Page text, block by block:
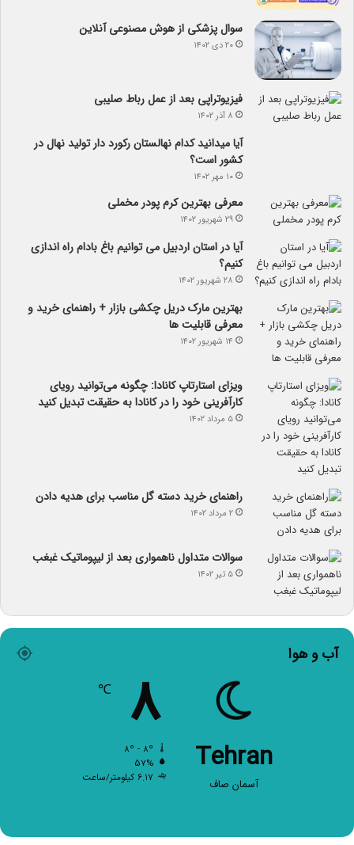
سوال پزشکی از هوش مصنوعی آنلاین
۲۰ دی ۱۴۰۲
فیزیوتراپی بعد از عمل رباط صلیبی
۸ آذر ۱۴۰۲
آیا می­دانید کدام نهالستان رکورد دار تولید نهال­ در
کشور است؟
۱۰ مهر ۱۴۰۲
معرفی بهترین کرم پودر مخملی
۲۹ شهریور ۱۴۰۲
آیا در استان اردبیل می توانیم باغ بادام راه اندازی
کنیم؟
۲۸ شهریور ۱۴۰۲
بهترین مارک دریل چکشی بازار + راهنمای خرید و
معرفی قابلیت ها
۱۴ شهریور ۱۴۰۲
ویزای استارتاپ کانادا: چگونه می‌توانید رویای
کارآفرینی خود را در کانادا به حقیقت تبدیل کنید
۵ مرداد ۱۴۰۲
راهنمای خرید دسته گل مناسب برای هدیه دادن
۲ مرداد ۱۴۰۲
سوالات متداول ناهمواری بعد از لیپوماتیک غبغب
۵ تیر ۱۴۰۲
آب و هوا
Tehran
آسمان صاف
۸ ℃
۵۷%
۶.۱۷ کیلومتر/ساعت